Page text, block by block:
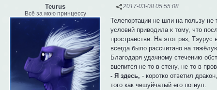
2017-03-08 05:55:08
Teurus
Всё за мою принцессу
Телепортации не шли на пользу не
условий приводила к тому, что
пространстве. На этот раз,
всегда было рассчитано на
Благодаря удачному стечению
вцепится не то в стену, не то в
- Я здесь, - коротко ответил
того как чешуйчатый его погнул.